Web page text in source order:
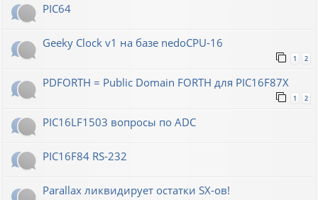
PIC64
Geeky Clock v1 на базе nedoCPU-16
1 2
PDFORTH = Public Domain FORTH для PIC16F87X
1 2
PIC16LF1503 вопросы по ADC
PIC16F84 RS-232
Parallax ликвидирует остатки SX-ов!